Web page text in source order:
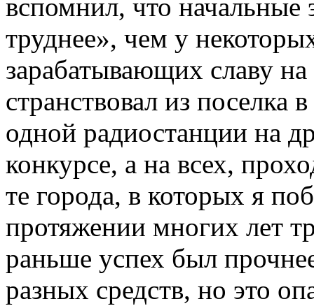
вспомнил, что начальные
труднее», чем у
зарабатывающих славу
странствовал из поселка
одной радиостанции на
конкурсе, а на всех,
те города, в которых я
протяжении многих лет
раньше успех был
разных средств, но это